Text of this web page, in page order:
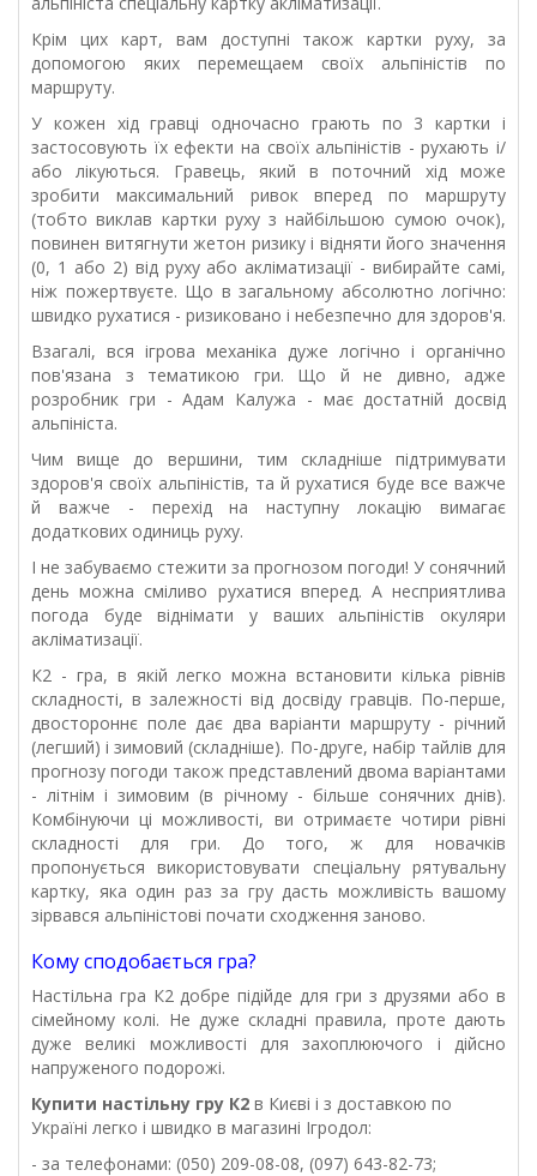
Крім цих карт, вам доступні також картки руху, за
допомогою яких перемещаем своїх альпіністів по
маршруту.
У кожен хід гравці одночасно грають по 3 картки і
застосовують їх ефекти на своїх альпіністів - рухають і/
або лікуються. Гравець, який в поточний хід може
зробити максимальний ривок вперед по маршруту
(тобто виклав картки руху з найбільшою сумою очок),
повинен витягнути жетон ризику і відняти його значення
(0, 1 або 2) від руху або акліматизації - вибирайте самі,
ніж пожертвуєте. Що в загальному абсолютно логічно:
швидко рухатися - ризиковано і небезпечно для здоров'я.
Взагалі, вся ігрова механіка дуже логічно і органічно
пов'язана з тематикою гри. Що й не дивно, адже
розробник гри - Адам Калужа - має достатній досвід
альпініста.
Чим вище до вершини, тим складніше підтримувати
здоров'я своїх альпіністів, та й рухатися буде все важче
й важче - перехід на наступну локацію вимагає
додаткових одиниць руху.
І не забуваємо стежити за прогнозом погоди! У сонячний
день можна сміливо рухатися вперед. А несприятлива
погода буде віднімати у ваших альпіністів окуляри
акліматизації.
К2 - гра, в якій легко можна встановити кілька рівнів
складності, в залежності від досвіду гравців. По-перше,
двостороннє поле дає два варіанти маршруту - річний
(легший) і зимовий (складніше). По-друге, набір тайлів для
прогнозу погоди також представлений двома варіантами
- літнім і зимовим (в річному - більше сонячних днів).
Комбінуючи ці можливості, ви отримаєте чотири рівні
складності для гри. До того, ж для новачків
пропонується використовувати спеціальну рятувальну
картку, яка один раз за гру дасть можливість вашому
зірвався альпіністові почати сходження заново.
Кому сподобається гра?
Настільна гра К2 добре підійде для гри з друзями або в
сімейному колі. Не дуже складні правила, проте дають
дуже великі можливості для захоплюючого і дійсно
напруженого подорожі.
Купити настільну гру К2 в Києві і з доставкою по
Україні легко і швидко в магазині Ігродол:
- за телефонами: (050) 209-08-08, (097) 643-82-73;